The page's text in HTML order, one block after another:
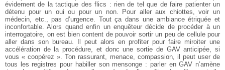
évidement de la tactique des flics : rien de tel que de faire patienter un
détenu pour un oui ou pour un non. Pour aller aux chiottes, voir un
médecin, etc., pas d’urgence. Tout ça dans une ambiance étriquée et
inconfortable. Alors quand enfin un enquêteur décide de procéder à un
interrogatoire, on est bien content de pouvoir sortir un peu de cellule pour
aller dans son bureau. Il peut alors en profiter pour faire miroiter une
accélération de la procédure, et donc une sortie de GAV anticipée, si
vous « coopérez ». Ton rassurant, menace, compassion, il peut user de
tous les registres pour habiller son mensonge : parler en GAV n’amène